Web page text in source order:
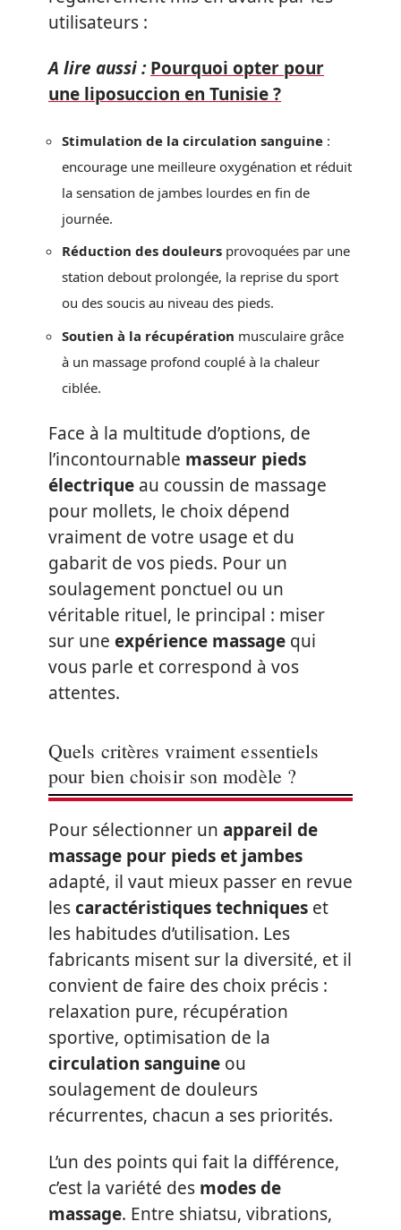
utilisateurs :
A lire aussi : Pourquoi opter pour
une liposuccion en Tunisie ?
Stimulation de la circulation sanguine :
encourage une meilleure oxygénation et réduit
la sensation de jambes lourdes en fin de
journée.
Réduction des douleurs provoquées par une
station debout prolongée, la reprise du sport
ou des soucis au niveau des pieds.
Soutien à la récupération musculaire grâce
à un massage profond couplé à la chaleur
ciblée.
Face à la multitude d’options, de
l’incontournable masseur pieds
électrique au coussin de massage
pour mollets, le choix dépend
vraiment de votre usage et du
gabarit de vos pieds. Pour un
soulagement ponctuel ou un
véritable rituel, le principal : miser
sur une expérience massage qui
vous parle et correspond à vos
attentes.
Quels critères vraiment essentiels
pour bien choisir son modèle ?
Pour sélectionner un appareil de
massage pour pieds et jambes
adapté, il vaut mieux passer en revue
lescaractéristiques techniques et
les habitudes d’utilisation. Les
fabricants misent sur la diversité, et il
convient de faire des choix précis :
relaxation pure, récupération
sportive, optimisation de la
circulation sanguine ou
soulagement de douleurs
récurrentes, chacun a ses priorités.
L’un des points qui fait la différence,
c’est la variété des modes de
massage. Entre shiatsu, vibrations,